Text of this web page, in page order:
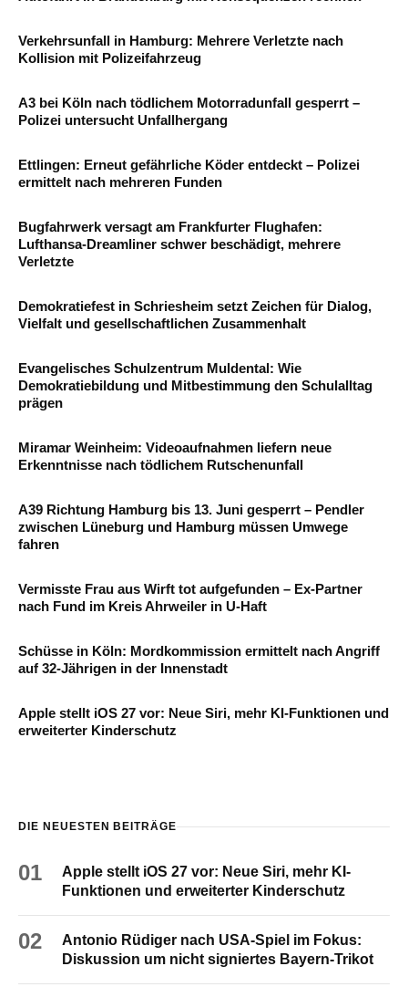
Verkehrsunfall in Hamburg: Mehrere Verletzte nach
Kollision mit Polizeifahrzeug
A3 bei Köln nach tödlichem Motorradunfall gesperrt –
Polizei untersucht Unfallhergang
Ettlingen: Erneut gefährliche Köder entdeckt – Polizei
ermittelt nach mehreren Funden
Bugfahrwerk versagt am Frankfurter Flughafen:
Lufthansa-Dreamliner schwer beschädigt, mehrere
Verletzte
Demokratiefest in Schriesheim setzt Zeichen für Dialog,
Vielfalt und gesellschaftlichen Zusammenhalt
Evangelisches Schulzentrum Muldental: Wie
Demokratiebildung und Mitbestimmung den Schulalltag
prägen
Miramar Weinheim: Videoaufnahmen liefern neue
Erkenntnisse nach tödlichem Rutschenunfall
A39 Richtung Hamburg bis 13. Juni gesperrt – Pendler
zwischen Lüneburg und Hamburg müssen Umwege
fahren
Vermisste Frau aus Wirft tot aufgefunden – Ex-Partner
nach Fund im Kreis Ahrweiler in U-Haft
Schüsse in Köln: Mordkommission ermittelt nach Angriff
auf 32-Jährigen in der Innenstadt
Apple stellt iOS 27 vor: Neue Siri, mehr KI-Funktionen und
erweiterter Kinderschutz
DIE NEUESTEN BEITRÄGE
01
Apple stellt iOS 27 vor: Neue Siri, mehr KI-
Funktionen und erweiterter Kinderschutz
02
Antonio Rüdiger nach USA-Spiel im Fokus:
Diskussion um nicht signiertes Bayern-Trikot